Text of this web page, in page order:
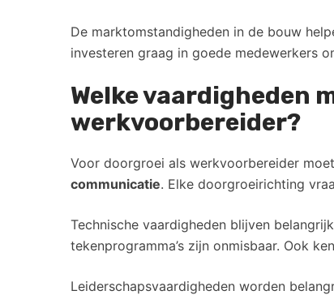
De marktomstandigheden in de bouw
investeren graag in goede medewerkers
Welke vaardigheden
werkvoorbereider?
Voor doorgroei als werkvoorbereider
communicatie. Elke doorgroeirichting
Technische vaardigheden blijven
tekenprogramma’s zijn onmisbaar. Ook
Leiderschapsvaardigheden worden